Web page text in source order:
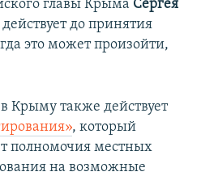
главы Крыма Сергея
до принятия
это может произойти,
Крыму также действует
, который
полномочия местных
на возможные